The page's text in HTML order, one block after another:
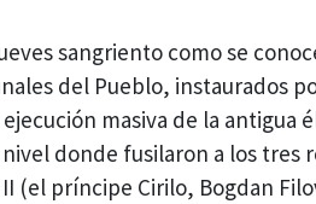
sangriento como se
del Pueblo, instaurados
masiva de la antigua
donde fusilaron a los tres
(el príncipe Cirilo, Bogdan